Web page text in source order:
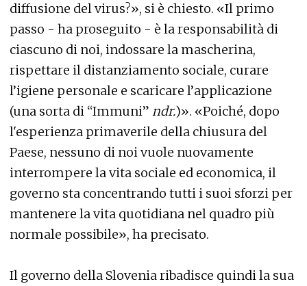
diffusione del virus?», si è chiesto. «Il primo
passo - ha proseguito - è la responsabilità di
ciascuno di noi, indossare la mascherina,
rispettare il distanziamento sociale, curare
l’igiene personale e scaricare l’applicazione
(una sorta di “Immuni” ndr.)». «Poiché, dopo
l'esperienza primaverile della chiusura del
Paese, nessuno di noi vuole nuovamente
interrompere la vita sociale ed economica, il
governo sta concentrando tutti i suoi sforzi per
mantenere la vita quotidiana nel quadro più
normale possibile», ha precisato.
Il governo della Slovenia ribadisce quindi la sua